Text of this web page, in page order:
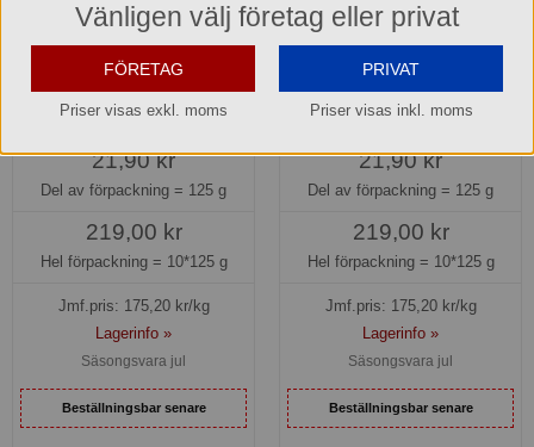
Färskost Örter 24% Tine
21,90 kr
Del av förpackning = 125 g
219,00 kr
Hel förpackning = 10*125 g
Jmf.pris: 175,20kr/kg
Lagerinfo »
Säsongsvara jul
Beställningsbar senare
Färsost Naturell 24% Tine
21,90 kr
Del av förpackning = 125 g
219,00 kr
Hel förpackning = 10*125 g
Jmf.pris: 175,20kr/kg
Lagerinfo »
Säsongsvara jul
Beställningsbar senare
Vänligen välj företag eller privat
FÖRETAG
Priser visas exkl. moms
PRIVAT
Priser visas inkl. moms